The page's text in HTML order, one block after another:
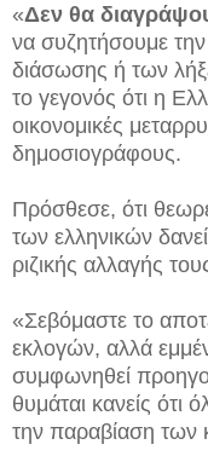
«Δεν θα
να συζητήσουμε
διάσωσης ή των
το γεγονός ότι η
οικονομικές
δημοσιογράφους.
Πρόσθεσε, ότι
των ελληνικών
ριζικής αλλαγής
«Σεβόμαστε το
εκλογών, αλλά
συμφωνηθεί
θυμάται κανείς ότι
την παραβίαση των